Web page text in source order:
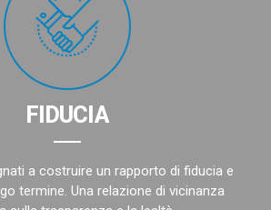
FIDUCIA
a costruire un rapporto di fiducia e
termine. Una relazione di vicinanza